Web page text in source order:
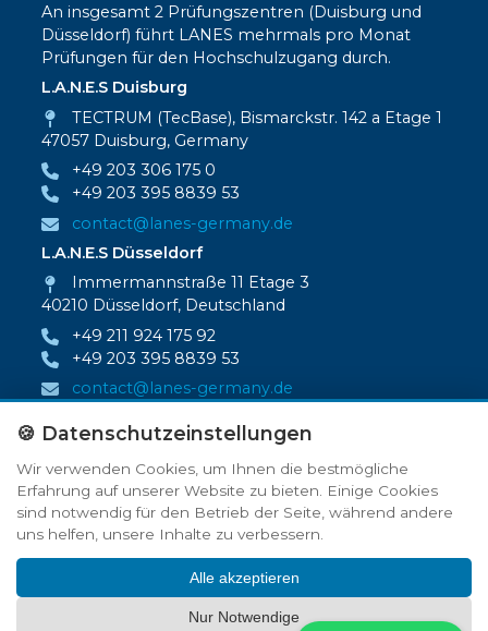
An insgesamt 2 Prüfungszentren (Duisburg und
Düsseldorf) führt LANES mehrmals pro Monat
Prüfungen für den Hochschulzugang durch.
L.A.N.E.S Duisburg
TECTRUM (TecBase), Bismarckstr. 142 a Etage 1
47057 Duisburg, Germany
+49 203 306 175 0
+49 203 395 8839 53
contact@lanes-germany.de
L.A.N.E.S Düsseldorf
Immermannstraße 11 Etage 3
40210 Düsseldorf, Deutschland
+49 211 924 175 92
+49 203 395 8839 53
contact@lanes-germany.de
Möchten Sie regelmäßig über Angebote und
Rabattaktionen informiert werden, dann melden
Sie sich mit Ihrer E‑Mail‑Adresse dafür hier an.
🍪 Datenschutzeinstellungen
Wir verwenden Cookies, um Ihnen die bestmögliche
Erfahrung auf unserer Website zu bieten. Einige Cookies
sind notwendig für den Betrieb der Seite, während andere
uns helfen, unsere Inhalte zu verbessern.
Alle akzeptieren
Nur Notwendige